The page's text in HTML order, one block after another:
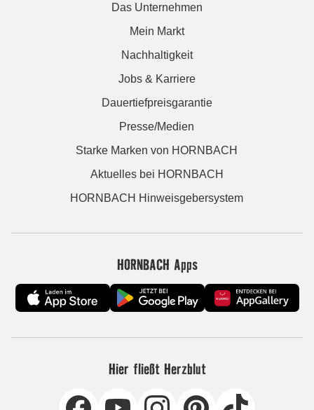
Das Unternehmen
Mein Markt
Nachhaltigkeit
Jobs & Karriere
Dauertiefpreisgarantie
Presse/Medien
Starke Marken von HORNBACH
Aktuelles bei HORNBACH
HORNBACH Hinweisgebersystem
HORNBACH Apps
Hier fließt Herzblut